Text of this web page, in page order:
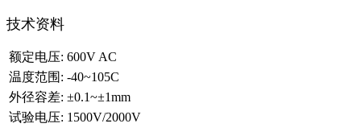
技术资料
额定电压: 600V AC
温度范围: -40~105C
外径容差: ±0.1~±1mm
试验电压: 1500V/2000V